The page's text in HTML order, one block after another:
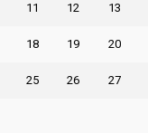
11 12 13
18 19 20
25 26 27